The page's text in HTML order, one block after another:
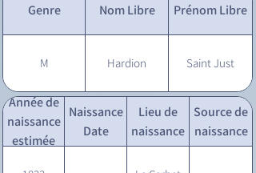
Genre Nom Libre Prénom Libre
M Hardion Saint Just
Année de
naissance
estimée
Naissance
Date
Lieu de
naissance
Source de
naissance